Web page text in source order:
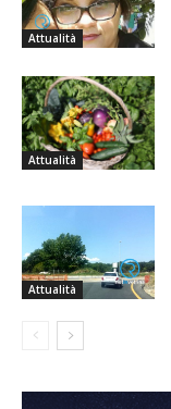
Attualità
Attualità
Attualità